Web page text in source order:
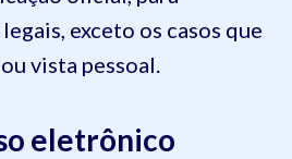
exceto os casos que
vista pessoal.
eletrônico